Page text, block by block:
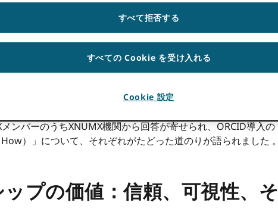
アムのメンバーを対象に実施されたアンケート調査から得ら
た日本では、堅実な全国規模のコンソーシアムが大学ICT推進
早期採用者として ORCID日本は、強力な国家コンソーシアムを
が経過した今、日本におけるORCIDの導入状況を振り返るの
る課題、そして今後の展望を探るため、18年23月からXNUMX
ンバーのうちXNUMX機関から回答が寄せられ、ORCID導入
）」について、それぞれがたどった道のりが語られました 。
プの価値：信頼、可視性、
すべて拒否する
すべての Cookie を受け入れる
Cookie 設定